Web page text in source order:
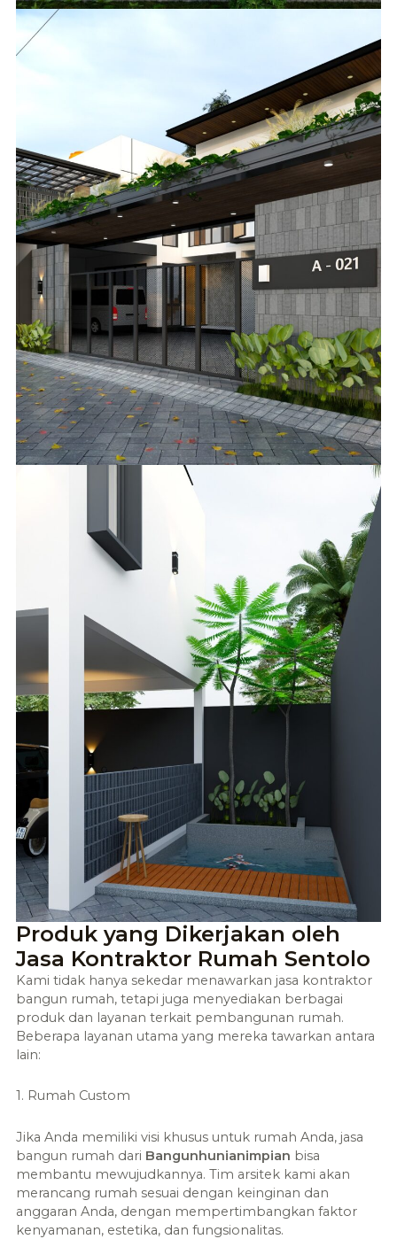
Produk yang Dikerjakan oleh
Jasa Kontraktor Rumah Sentolo
Kami tidak hanya sekedar menawarkan jasa kontraktor
bangun rumah, tetapi juga menyediakan berbagai
produk dan layanan terkait pembangunan rumah.
Beberapa layanan utama yang mereka tawarkan antara
lain:
1. Rumah Custom
Jika Anda memiliki visi khusus untuk rumah Anda, jasa
bangun rumah dari Bangunhunianimpian bisa
membantu mewujudkannya. Tim arsitek kami akan
merancang rumah sesuai dengan keinginan dan
anggaran Anda, dengan mempertimbangkan faktor
kenyamanan, estetika, dan fungsionalitas.